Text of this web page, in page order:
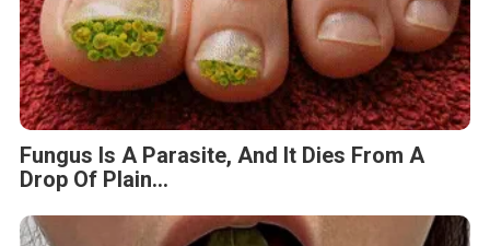
Fungus Is A Parasite, And It Dies From A
Drop Of Plain...